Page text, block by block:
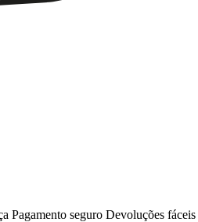
Pagamento seguro Devoluções fáceis